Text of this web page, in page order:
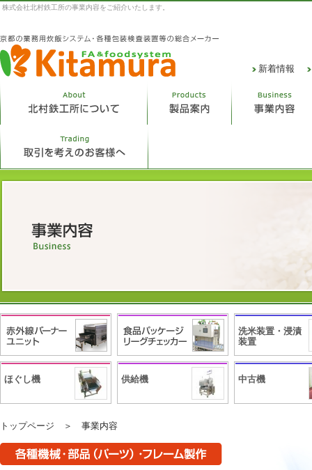
株式会社北村鉄工所の事業内容をご紹介いたします。
新着情報
洗米装置・浸漬
装置
ほぐし機 供給機 中古機
トップページ ＞ 事業内容